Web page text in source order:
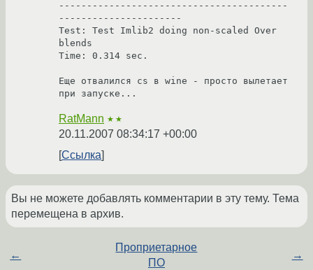
-----------------------------------------
----------------------
Test: Test Imlib2 doing non-scaled Over
blends
Time: 0.314 sec.
Еще отвалился cs в wine - просто вылетает
при запуске...
RatMann ★★
20.11.2007 08:34:17 +00:00
Ссылка
Вы не можете добавлять комментарии в эту тему. Тема
перемещена в архив.
←
Проприетарное
ПО
→